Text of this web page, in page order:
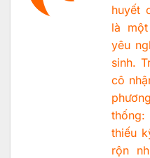
huyết
là
yêu
sinh.
cô
thiếu
rộn